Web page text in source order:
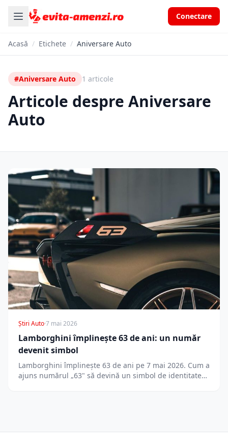
Conectare
Acasă / Etichete / Aniversare Auto
#Aniversare Auto 1 articole
Articole despre Aniversare
Auto
Știri Auto·7 mai 2026
Lamborghini împlinește 63 de ani: un număr
devenit simbol
Lamborghini împlinește 63 de ani pe 7 mai 2026. Cum a
ajuns numărul „63" să devină un simbol de identitate…